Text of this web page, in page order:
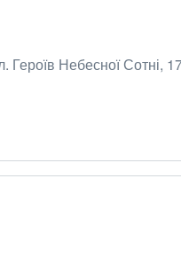
Героїв Небесної Сотні,